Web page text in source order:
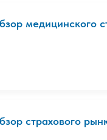
медицинского
страхового